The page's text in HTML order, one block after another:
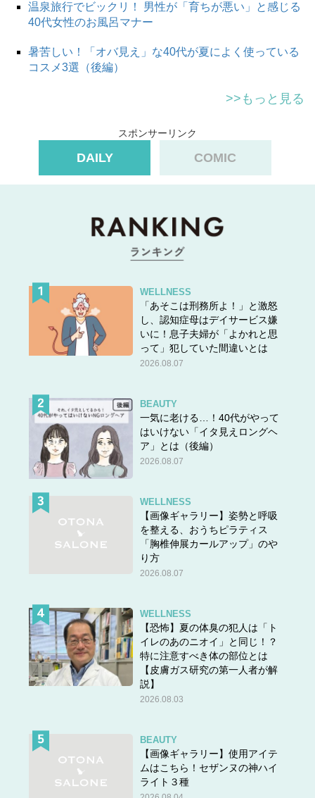
温泉旅行でビックリ！ 男性が「育ちが悪い」と感じる
40代女性のお風呂マナー
暑苦しい！「オバ見え」な40代が夏によく使っている
コスメ3選（後編）
>>もっと見る
スポンサーリンク
DAILY COMIC
WELLNESS
「あそこは刑務所よ！」と激怒
し、認知症母はデイサービス嫌
いに！息子夫婦が「よかれと思
って」犯していた間違いとは
2026.08.07
BEAUTY
一気に老ける…！40代がやって
はいけない「イタ見えロングヘ
ア」とは（後編）
2026.08.07
WELLNESS
【画像ギャラリー】姿勢と呼吸
を整える、おうちピラティス
「胸椎伸展カールアップ」のや
り方
2026.08.07
WELLNESS
【恐怖】夏の体臭の犯人は「ト
イレのあのニオイ」と同じ！？
特に注意すべき体の部位とは
【皮膚ガス研究の第一人者が解
説】
2026.08.03
BEAUTY
【画像ギャラリー】使用アイテ
ムはこちら！セザンヌの神ハイ
ライト３種